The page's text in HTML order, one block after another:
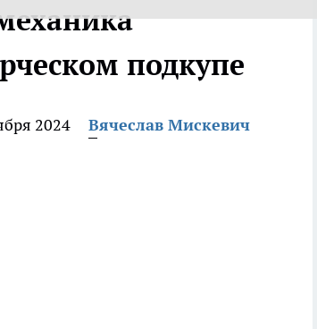
подкупе
2024 Вячеслав Мискевич